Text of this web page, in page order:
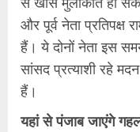
और पूर्व नेता प्रतिपक्ष
हैं। ये दोनों नेता इस
सांसद प्रत्याशी रहे
हैं।
यहां से पंजाब जाएंगे